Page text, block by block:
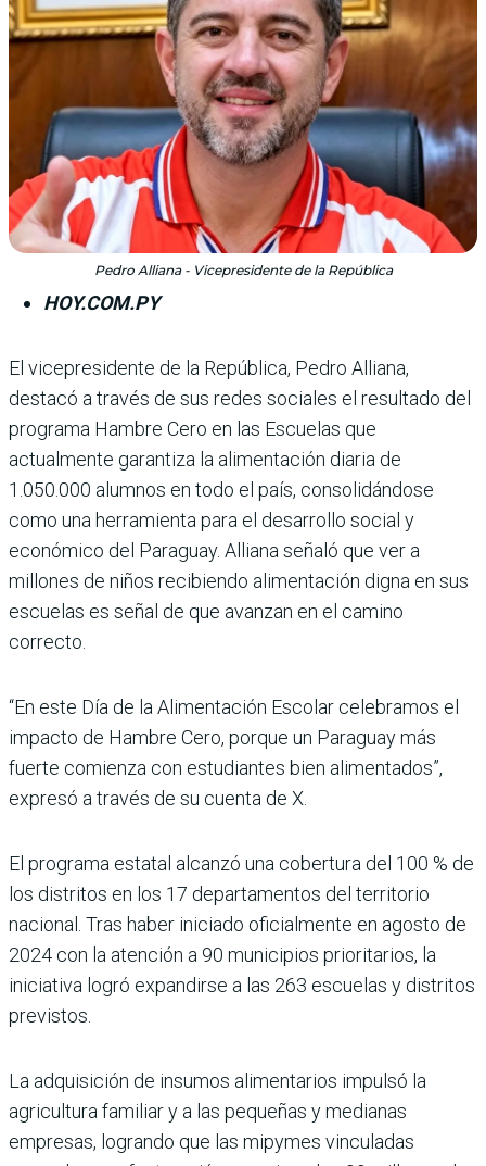
Pedro Alliana - Vicepresidente de la República
HOY.COM.PY
El vicepresidente de la República, Pedro Alliana,
destacó a tra­vés de sus redes sociales el resultado del
programa Hambre Cero en las Escuelas que
actualmente garantiza la alimenta­ción diaria de
1.050.000 alumnos en todo el país, consolidándose
como una herramienta para el desarrollo social y
económico del Paraguay. Alliana señaló que ver a
millones de niños recibiendo ali­mentación digna en sus
escuelas es señal de que avanzan en el camino
correcto.
“En este Día de la Alimentación Escolar celebramos el
impacto de Hambre Cero, porque un Paraguay más
fuerte comienza con estudiantes bien alimentados”,
expresó a través de su cuenta de X.
El programa estatal alcanzó una cobertura del 100 % de
los distritos en los 17 departamentos del territorio
nacional. Tras haber iniciado oficialmente en agosto de
2024 con la atención a 90 munici­pios prioritarios, la
iniciativa logró expandirse a las 263 escuelas y distritos
previstos.
La adquisición de insumos alimentarios impulsó la
agricultura familiar y a las pequeñas y medianas
empresas, logrando que las mipymes vinculadas